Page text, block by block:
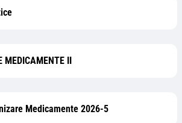
MEDICAMENTE II
Medicamente 2026-5